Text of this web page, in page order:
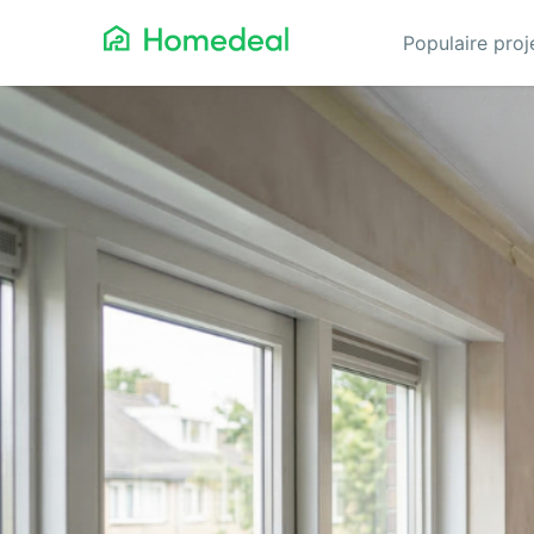
Populaire
Aannemer
Airco
Alarmsystemen
Architect
Bestrating
Cv-ketels